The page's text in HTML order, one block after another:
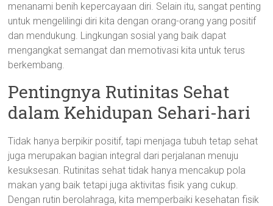
menanami benih kepercayaan diri. Selain itu, sangat penting
untuk mengelilingi diri kita dengan orang-orang yang positif
dan mendukung. Lingkungan sosial yang baik dapat
mengangkat semangat dan memotivasi kita untuk terus
berkembang.
Pentingnya Rutinitas Sehat
dalam Kehidupan Sehari-hari
Tidak hanya berpikir positif, tapi menjaga tubuh tetap sehat
juga merupakan bagian integral dari perjalanan menuju
kesuksesan. Rutinitas sehat tidak hanya mencakup pola
makan yang baik tetapi juga aktivitas fisik yang cukup.
Dengan rutin berolahraga, kita memperbaiki kesehatan fisik